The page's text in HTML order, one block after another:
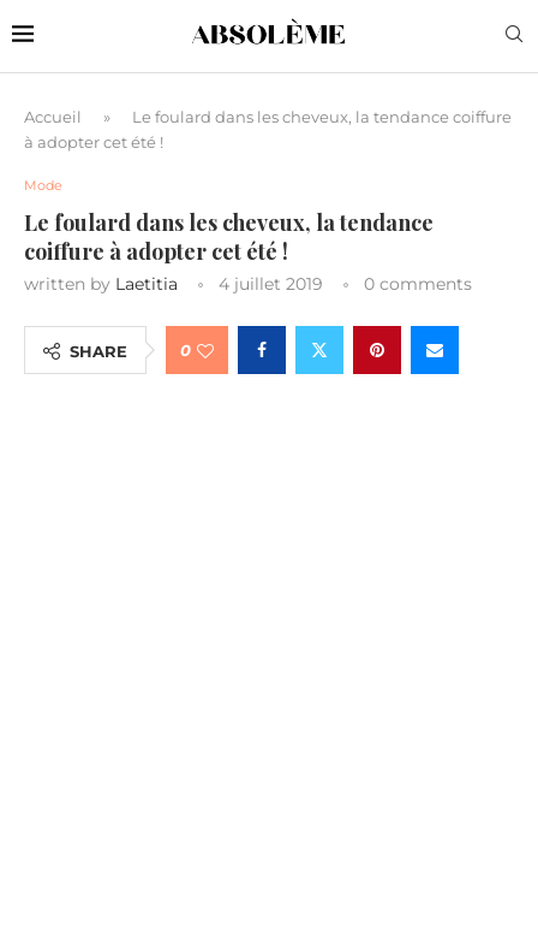
Accueil »
Le foulard dans les cheveux, la tendance coiffure
à adopter cet été !
Mode
Le foulard dans les cheveux, la tendance
coiffure à adopter cet été !
written by Laetitia 4 juillet 2019 0 comments
SHARE 0